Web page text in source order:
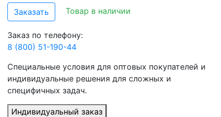
Заказать Товар в наличии
Заказ по телефону:
8 (800) 51-190-44
Специальные условия для оптовых покупателей и
индивидуальные решения для сложных и
специфичных задач.
Индивидуальный заказ